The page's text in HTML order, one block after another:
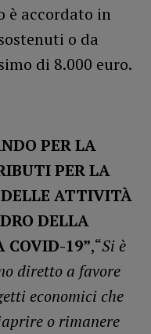
è accordato in
o da
di 8.000 euro.
PER LA
PER LA
DELLE ATTIVITÀ
DELLA
COVID-19”,“Si è
diretto a favore
economici che
o rimanere